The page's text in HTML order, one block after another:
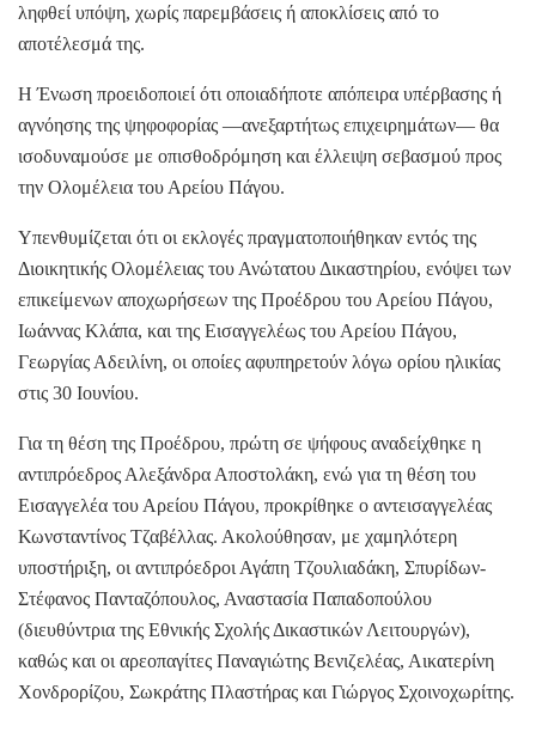
ληφθεί υπόψη, χωρίς παρεμβάσεις ή αποκλίσεις από το
αποτέλεσμά της.
Η Ένωση προειδοποιεί ότι οποιαδήποτε απόπειρα υπέρβασης ή
αγνόησης της ψηφοφορίας —ανεξαρτήτως επιχειρημάτων— θα
ισοδυναμούσε με οπισθοδρόμηση και έλλειψη σεβασμού προς
την Ολομέλεια του Αρείου Πάγου.
Υπενθυμίζεται ότι οι εκλογές πραγματοποιήθηκαν εντός της
Διοικητικής Ολομέλειας του Ανώτατου Δικαστηρίου, ενόψει των
επικείμενων αποχωρήσεων της Προέδρου του Αρείου Πάγου,
Ιωάννας Κλάπα, και της Εισαγγελέως του Αρείου Πάγου,
Γεωργίας Αδειλίνη, οι οποίες αφυπηρετούν λόγω ορίου ηλικίας
στις 30 Ιουνίου.
Για τη θέση της Προέδρου, πρώτη σε ψήφους αναδείχθηκε η
αντιπρόεδρος Αλεξάνδρα Αποστολάκη, ενώ για τη θέση του
Εισαγγελέα του Αρείου Πάγου, προκρίθηκε ο αντεισαγγελέας
Κωνσταντίνος Τζαβέλλας. Ακολούθησαν, με χαμηλότερη
υποστήριξη, οι αντιπρόεδροι Αγάπη Τζουλιαδάκη, Σπυρίδων-
Στέφανος Πανταζόπουλος, Αναστασία Παπαδοπούλου
(διευθύντρια της Εθνικής Σχολής Δικαστικών Λειτουργών),
καθώς και οι αρεοπαγίτες Παναγιώτης Βενιζελέας, Αικατερίνη
Χονδρορίζου, Σωκράτης Πλαστήρας και Γιώργος Σχοινοχωρίτης.